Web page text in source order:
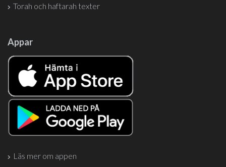
Torah och haftarah texter
Appar
Läs mer om appen